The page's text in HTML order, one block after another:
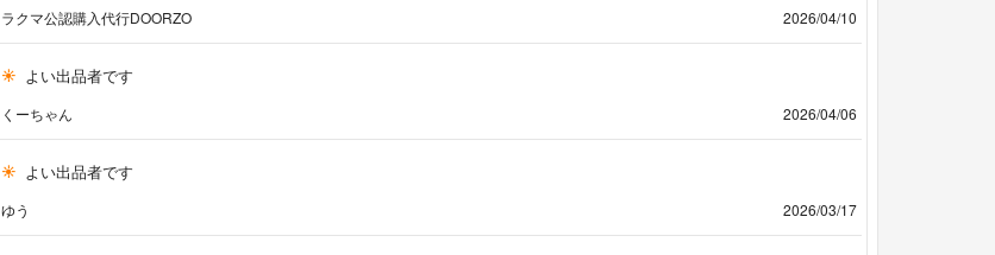
ラクマ公認購入代行DOORZO
2026/04/10
よい出品者です
くーちゃん 2026/04/06
よい出品者です
ゆう 2026/03/17